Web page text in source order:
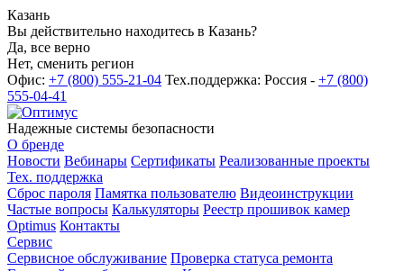
Казань
Вы действительно находитесь в Казань?
Да, все верно
Нет, сменить регион
Офис: +7 (800) 555-21-04 Тех.поддержка: Россия - +7 (800)
555-04-41
Надежные системы безопасности
О бренде
Новости Вебинары Сертификаты Реализованные проекты
Тех. поддержка
Сброс пароля Памятка пользователю Видеоинструкции
Частые вопросы Калькуляторы Реестр прошивок камер
Optimus Контакты
Сервис
Сервисное обслуживание Проверка статуса ремонта